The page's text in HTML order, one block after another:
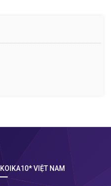
VIỆT NAM